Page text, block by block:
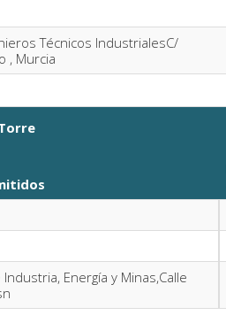
Técnicos IndustrialesC/
, Murcia
Energía y Minas,Calle